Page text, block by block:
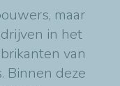
maar
in het
van
Binnen deze